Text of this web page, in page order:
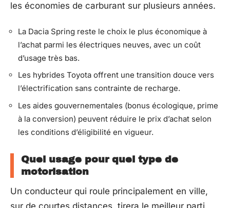
les économies de carburant sur plusieurs années.
La Dacia Spring reste le choix le plus économique à
l’achat parmi les électriques neuves, avec un coût
d’usage très bas.
Les hybrides Toyota offrent une transition douce vers
l’électrification sans contrainte de recharge.
Les aides gouvernementales (bonus écologique, prime
à la conversion) peuvent réduire le prix d’achat selon
les conditions d’éligibilité en vigueur.
Quel usage pour quel type de
motorisation
Un conducteur qui roule principalement en ville,
sur de courtes distances, tirera le meilleur parti